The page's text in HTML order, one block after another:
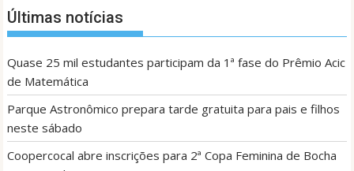
Últimas notícias
Quase 25 mil estudantes participam da 1ª fase do Prêmio Acic
de Matemática
Parque Astronômico prepara tarde gratuita para pais e filhos
neste sábado
Coopercocal abre inscrições para 2ª Copa Feminina de Bocha